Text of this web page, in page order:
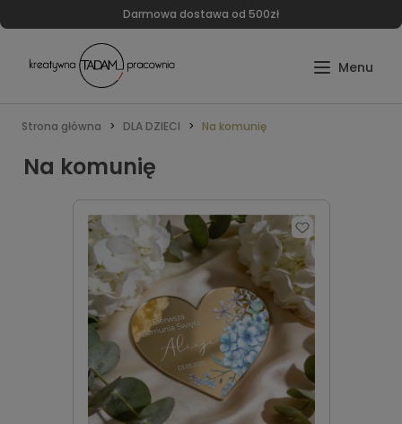
Darmowa dostawa od 500zł
Strona główna DLA DZIECI Na komunię
Na komunię